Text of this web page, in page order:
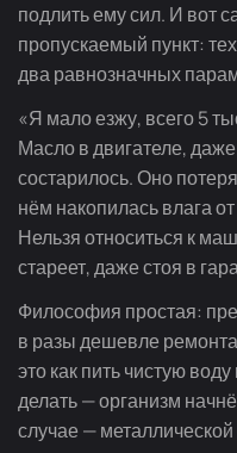
подлить ему сил. И вот
пропускаемый пункт:
два равнозначных
«Я мало езжу, всего 5
Масло в двигателе,
состарилось. Оно
нём накопилась влага
Нельзя относиться к
стареет, даже стоя в
Философия простая:
в разы дешевле
это как пить чистую
делать — организм
случае —